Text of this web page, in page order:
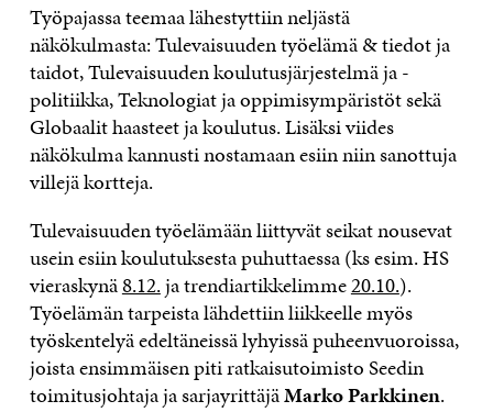
Työpajassa teemaa lähestyttiin neljästä
näkökulmasta: Tulevaisuuden työelämä & tiedot ja
taidot, Tulevaisuuden koulutusjärjestelmä ja -
politiikka, Teknologiat ja oppimisympäristöt sekä
Globaalit haasteet ja koulutus. Lisäksi viides
näkökulma kannusti nostamaan esiin niin sanottuja
villejä kortteja.
Tulevaisuuden työelämään liittyvät seikat nousevat
usein esiin koulutuksesta puhuttaessa (ks esim. HS
vieraskynä8.12.ja trendiartikkelimme20.10.).
Työelämän tarpeista lähdettiin liikkeelle myös
työskentelyä edeltäneissä lyhyissä puheenvuoroissa,
joista ensimmäisen piti ratkaisutoimisto Seedin
toimitusjohtaja ja sarjayrittäjäMarko Parkkinen.